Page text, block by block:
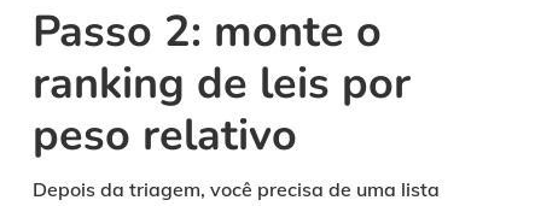
Passo 2: monte o
ranking de leis por
peso relativo
Depois da triagem, você precisa de uma lista